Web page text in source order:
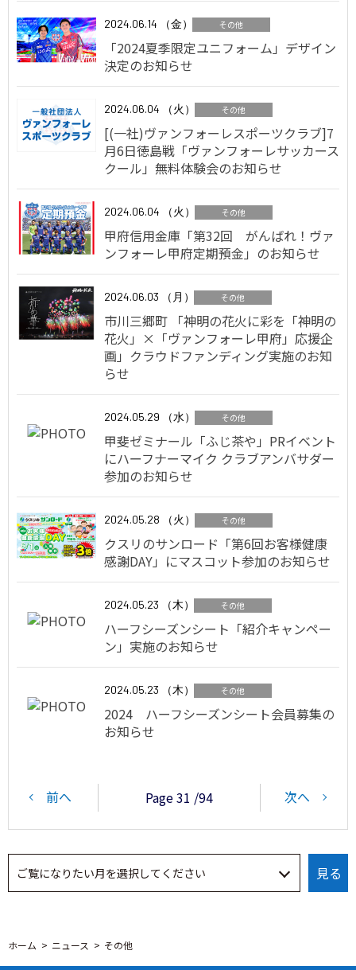
2024.06.14 （金） その他
「2024夏季限定ユニフォーム」デザイン
決定のお知らせ
2024.06.04 （火） その他
[(一社)ヴァンフォーレスポーツクラブ]7
月6日徳島戦「ヴァンフォーレサッカース
クール」無料体験会のお知らせ
2024.06.04 （火） その他
甲府信用金庫「第32回 がんばれ！ヴァ
ンフォーレ甲府定期預金」のお知らせ
2024.06.03 （月） その他
市川三郷町 「神明の花火に彩を「神明の
花火」×「ヴァンフォーレ甲府」応援企
画」クラウドファンディング実施のお知
らせ
2024.05.29 （水） その他
甲斐ゼミナール「ふじ茶や」PRイベント
にハーフナーマイク クラブアンバサダー
参加のお知らせ
2024.05.28 （火） その他
クスリのサンロード「第6回お客様健康
感謝DAY」にマスコット参加のお知らせ
2024.05.23 （木） その他
ハーフシーズンシート「紹介キャンペー
ン」実施のお知らせ
2024.05.23 （木） その他
2024 ハーフシーズンシート会員募集の
お知らせ
Page 31 /94
前へ 次へ
ホーム ニュース その他